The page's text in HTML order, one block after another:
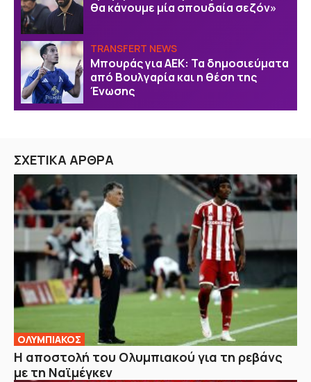
θα κάνουμε μία σπουδαία σεζόν»
TRANSFERT NEWS
Μπουράς για ΑΕΚ: Τα δημοσιεύματα
από Βουλγαρία και η θέση της
Ένωσης
ΣΧΕΤΙΚΑ ΑΡΘΡΑ
ΟΛΥΜΠΙΑΚΟΣ
Η αποστολή του Ολυμπιακού για τη ρεβάνς
με τη Ναϊμέγκεν